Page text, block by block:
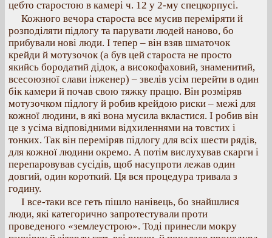
цебто старостою в камері ч. 12 у 2-му спецкорпусі.
Кожного вечора староста все мусив переміряти й
розподіляти підлогу та парувати людей наново, бо
прибували нові люди. І тепер – він взяв шматочок
крейди й мотузочок (а був цей староста не просто
якийсь бородатий дідок, а високофаховий, знаменитий,
всесоюзної слави інженер) – звелів усім перейти в один
бік камери й почав свою тяжку працю. Він розміряв
мотузочком підлогу й робив крейдою риски – межі для
кожної людини, в які вона мусила вкластися. І робив він
це з усіма відповідними відхиленнями на товстих і
тонких. Так він переміряв підлогу для всіх шести рядів,
для кожної людини окремо. А потім вислухував скарги і
перепаровував сусідів, щоб насупроти лежав один
довгий, один короткий. Ця вся процедура тривала з
годину.
І все-таки все геть пішло нанівець, бо знайшлися
люди, які категорично запротестували проти
проведеного «землеустрою». Тоді принесли мокру